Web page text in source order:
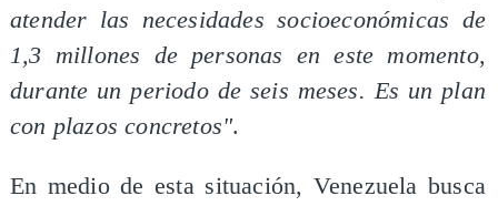
atender las necesidades socioeconómicas de
1,3 millones de personas en este momento,
durante un periodo de seis meses. Es un plan
con plazos concretos".
En medio de esta situación, Venezuela busca